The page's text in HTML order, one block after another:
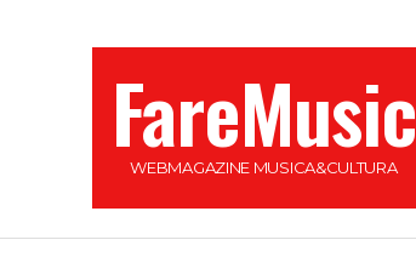
FareMusic
WEBMAGAZINE MUSICA&CULTURA